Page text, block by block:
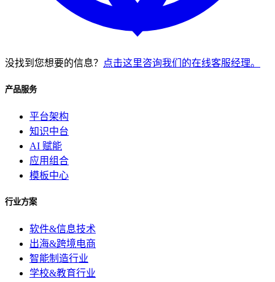
没找到您想要的信息？ 点击这里咨询我们的在线客服经理。
产品服务
平台架构
知识中台
AI 赋能
应用组合
模板中心
行业方案
软件&信息技术
出海&跨境电商
智能制造行业
学校&教育行业